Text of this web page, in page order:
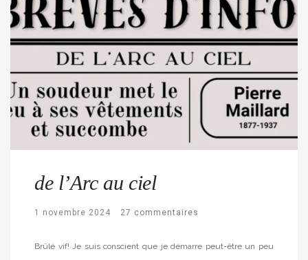
de l’Arc au ciel
1 novembre 2024 27 commentaires
Brûlé vif! Je suis conscient que je démarre peut-être un peu